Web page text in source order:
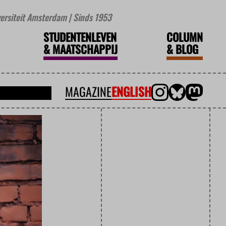
Amsterdam | Sinds 1953
STUDENTENLEVEN
&MAATSCHAPPIJ
COLUMN
&BLOG
MAGAZINEENGLISH